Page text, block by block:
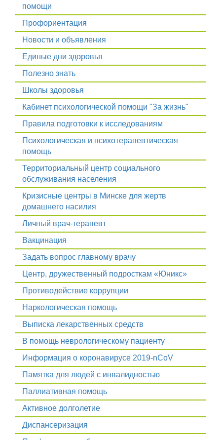
помощи
Профориентация
Новости и объявления
Единые дни здоровья
Полезно знать
Школы здоровья
Кабинет психологической помощи "За жизнь"
Правила подготовки к исследованиям
Психологическая и психотерапевтическая
помощь
Территориальный центр социального
обслуживания населения
Кризисные центры в Минске для жертв
домашнего насилия
Личный врач-терапевт
Вакцинация
Задать вопрос главному врачу
Центр, дружественный подросткам «Юникс»
Противодействие коррупции
Наркологическая помощь
Выписка лекарственных средств
В помощь неврологическому пациенту
Информация о коронавирусе 2019-nCoV
Памятка для людей с инвалидностью
Паллиативная помощь
Активное долголетие
Диспансеризация